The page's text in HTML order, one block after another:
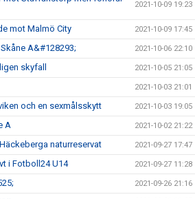
2021-10-09 19:23
mot Malmö City 2021-10-09 17:45
Skåne A&#128293; 2021-10-06 22:10
skyfall 2021-10-05 21:05
2021-10-03 21:01
och en sexmålsskytt 2021-10-03 19:05
A 2021-10-02 21:22
naturreservat 2021-09-27 17:47
i Fotboll24 U14 2021-09-27 11:28
2021-09-26 21:16